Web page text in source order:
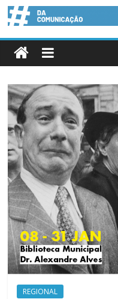
REGIONAL